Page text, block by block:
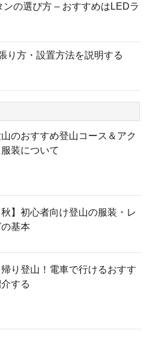
の選び方 – おすすめはLEDラ
り方・設置方法を説明する
山のおすすめ登山コース＆アク
装について
秋】初心者向け登山の服装・レ
基本
り登山！電車で行けるおすす
する